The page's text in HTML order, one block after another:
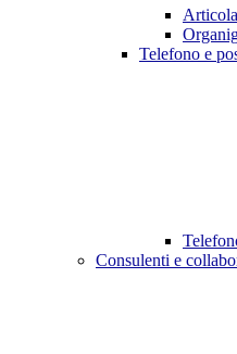
Telefono e
Consulenti e